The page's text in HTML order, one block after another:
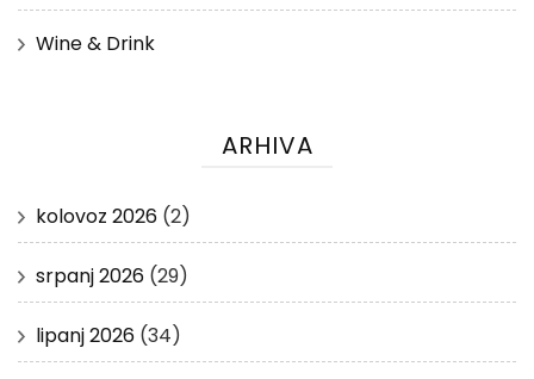
Wine & Drink
ARHIVA
kolovoz 2026 (2)
srpanj 2026 (29)
lipanj 2026 (34)